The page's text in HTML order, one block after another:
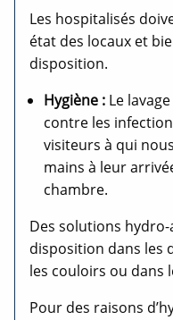
Les hospitalisés
état des locaux et
disposition.
Hygiène : Le
contre les
visiteurs à qui
mains à leur
chambre.
Des solutions
disposition dans les
les couloirs ou dans
Pour des raisons